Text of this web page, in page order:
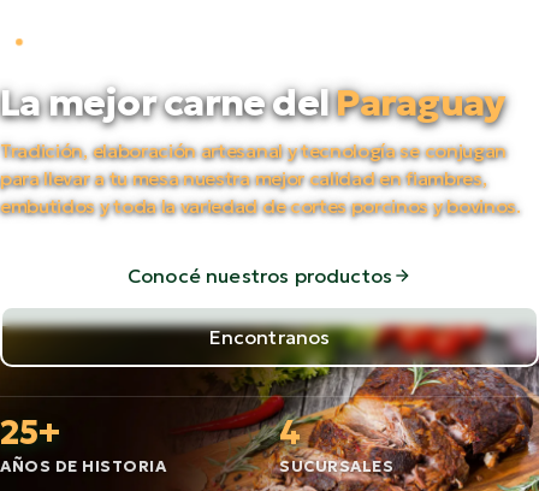
La mejor carne delParaguay
Tradición, elaboración artesanal y tecnología se conjugan
para llevar a tu mesa nuestra mejor calidad en fiambres,
embutidos y toda la variedad de cortes porcinos y bovinos.
Conocé nuestros productos
Encontranos
25+
AÑOS DE HISTORIA
4
SUCURSALES